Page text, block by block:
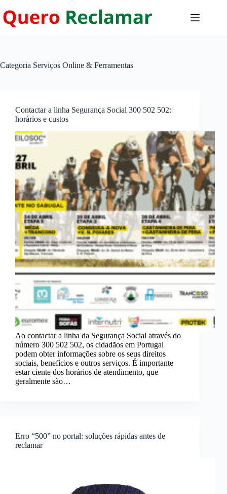
para
o
Categoria Serviços Online & Ferramentas
Contactar a linha Segurança Social 300 502 502:
horários e custos
Ao contactar a linha da Segurança Social através do
número 300 502 502, os cidadãos em Portugal
podem obter informações sobre os seus direitos
sociais, benefícios e outros serviços. É importante
estar ciente dos horários de atendimento, que
geralmente são…
Erro “500” no portal: soluções rápidas antes de
reclamar